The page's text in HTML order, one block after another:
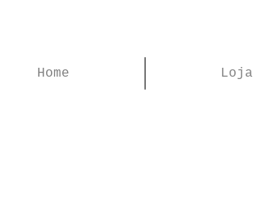
Home Loja